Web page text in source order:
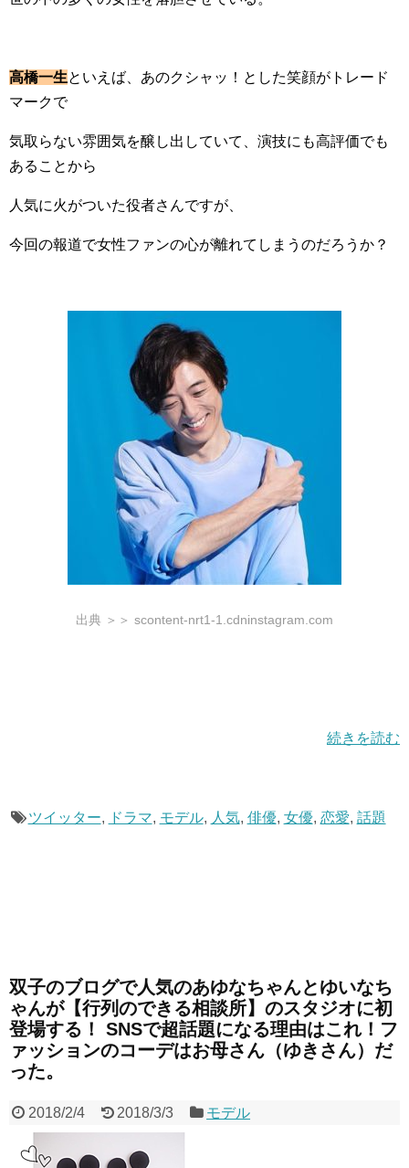
高橋一生といえば、あのクシャッ！とした笑顔がトレード
マークで
気取らない雰囲気を醸し出していて、演技にも高評価でも
あることから
人気に火がついた役者さんですが、
今回の報道で女性ファンの心が離れてしまうのだろうか？
出典 ＞＞ scontent-nrt1-1.cdninstagram.com
続きを読む
ツイッター, ドラマ, モデル, 人気, 俳優, 女優, 恋愛, 話題
双子のブログで人気のあゆなちゃんとゆいなち
ゃんが【行列のできる相談所】のスタジオに初
登場する！ SNSで超話題になる理由はこれ！フ
ァッションのコーデはお母さん（ゆきさん）だ
った。
2018/2/4 2018/3/3 モデル